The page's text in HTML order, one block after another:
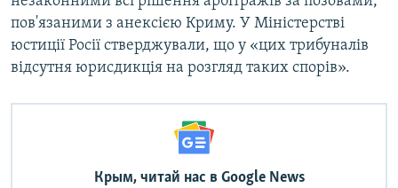
пов'язаними з анексією Криму. У Міністерстві
юстиції Росії стверджували, що у «цих трибуналів
відсутня юрисдикція на розгляд таких спорів».
Крым, читай нас в Google News